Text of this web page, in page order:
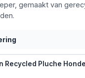
gemaakt van
Recycled Pluche